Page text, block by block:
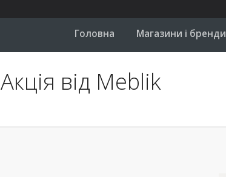
Головна Магазини і бренди
Акція від Meblik